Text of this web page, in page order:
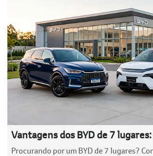
Vantagens dos BYD de 7
Procurando por um BYD de 7 lugares?